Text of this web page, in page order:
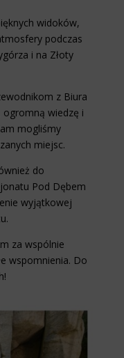
widoków,
podczas
i na Złoty
z Biura
wiedzę i
mogliśmy
miejsc.
do
Pod Dębem
wyjątkowej
za wspólnie
wspomnienia. Do